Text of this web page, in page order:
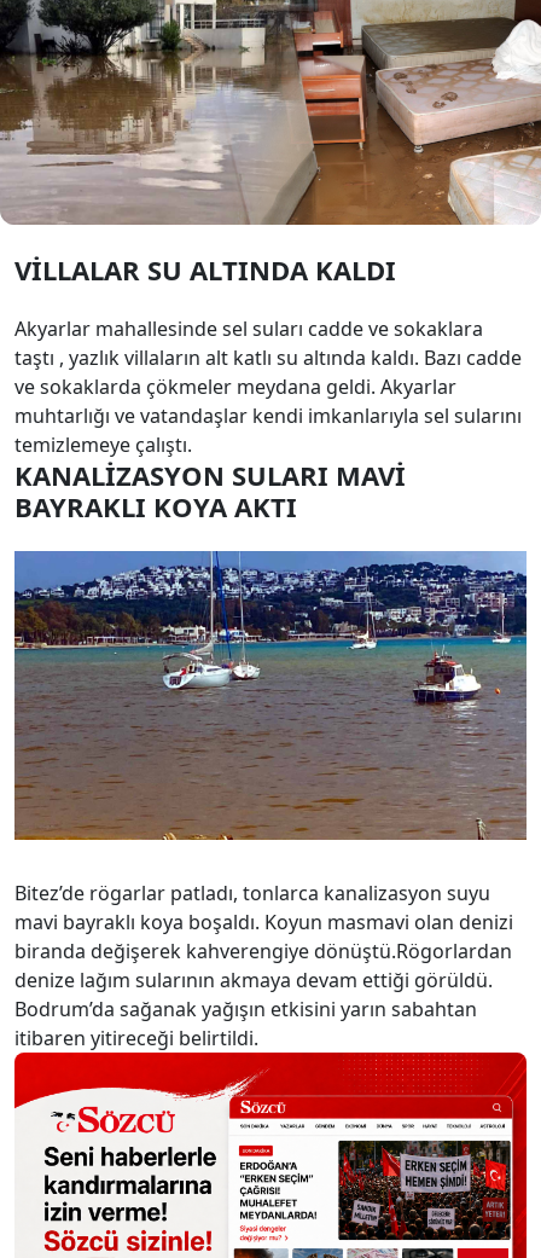
aralıklarla etkili olan sağanak yağış turistik
ilçenin alt yapısında hasara yol açtı, bazı villalar
sular altında kaldı.Muğla’nın Bodrum ilçesinde
son 48 saatte aralıklarla etkili olan sağanak yağış
özellikle Akyarlar ve Bitez Mahallesi’nde alt
yapıda hasara yol açtı.
VİLLALAR SU ALTINDA KALDI
Akyarlar mahallesinde sel suları cadde ve sokaklara
taştı , yazlık villaların alt katlı su altında kaldı. Bazı cadde
ve sokaklarda çökmeler meydana geldi. Akyarlar
muhtarlığı ve vatandaşlar kendi imkanlarıyla sel sularını
temizlemeye çalıştı.
KANALİZASYON SULARI MAVİ
BAYRAKLI KOYA AKTI
Bitez’de rögarlar patladı, tonlarca kanalizasyon suyu
mavi bayraklı koya boşaldı. Koyun masmavi olan denizi
biranda değişerek kahverengiye dönüştü.Rögorlardan
denize lağım sularının akmaya devam ettiği görüldü.
Bodrum’da sağanak yağışın etkisini yarın sabahtan
itibaren yitireceği belirtildi.